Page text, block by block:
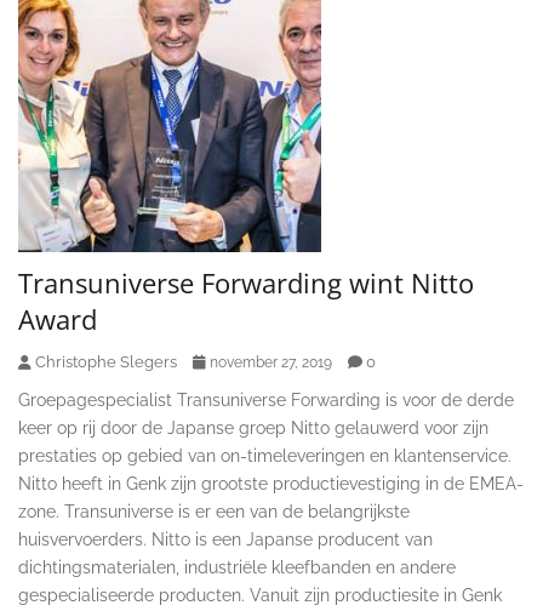
Transuniverse Forwarding wint Nitto
Award
Christophe Slegers november 27, 2019 0
Groepagespecialist Transuniverse Forwarding is voor de derde
keer op rij door de Japanse groep Nitto gelauwerd voor zijn
prestaties op gebied van on-timeleveringen en klantenservice.
Nitto heeft in Genk zijn grootste productievestiging in de EMEA-
zone. Transuniverse is er een van de belangrijkste
huisvervoerders. Nitto is een Japanse producent van
dichtingsmaterialen, industriële kleefbanden en andere
gespecialiseerde producten. Vanuit zijn productiesite in Genk